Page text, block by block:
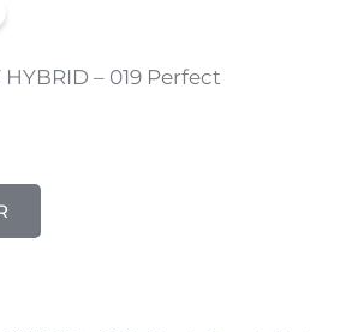
HYBRID – 019 Perfect